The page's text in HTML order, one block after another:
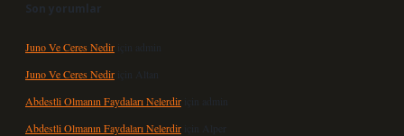
Son yorumlar
Juno Ve Ceres Nedir için
admin
Juno Ve Ceres Nedir için Altan
Abdestli Olmanın Faydaları Nelerdir için
admin
Abdestli Olmanın Faydaları Nelerdir için Alper